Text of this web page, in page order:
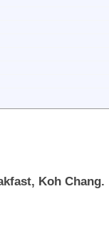
Koh Chang.